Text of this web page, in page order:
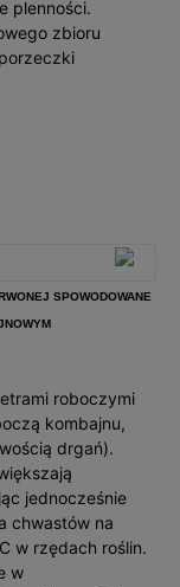
plenności.
zbioru
SPOWODOWANE
roboczymi
kombajnu,
drgań).
jednocześnie
chwastów na
w rzędach roślin.
w